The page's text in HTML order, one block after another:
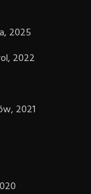
2025
2022
2021